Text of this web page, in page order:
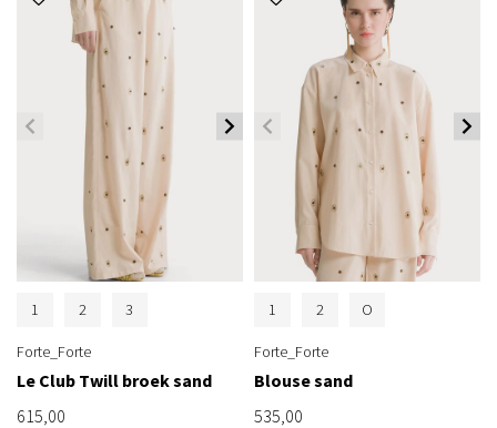
1 2 3
Forte_Forte
Le Club Twill broek sand
615,00
1 2 O
Forte_Forte
Blouse sand
535,00